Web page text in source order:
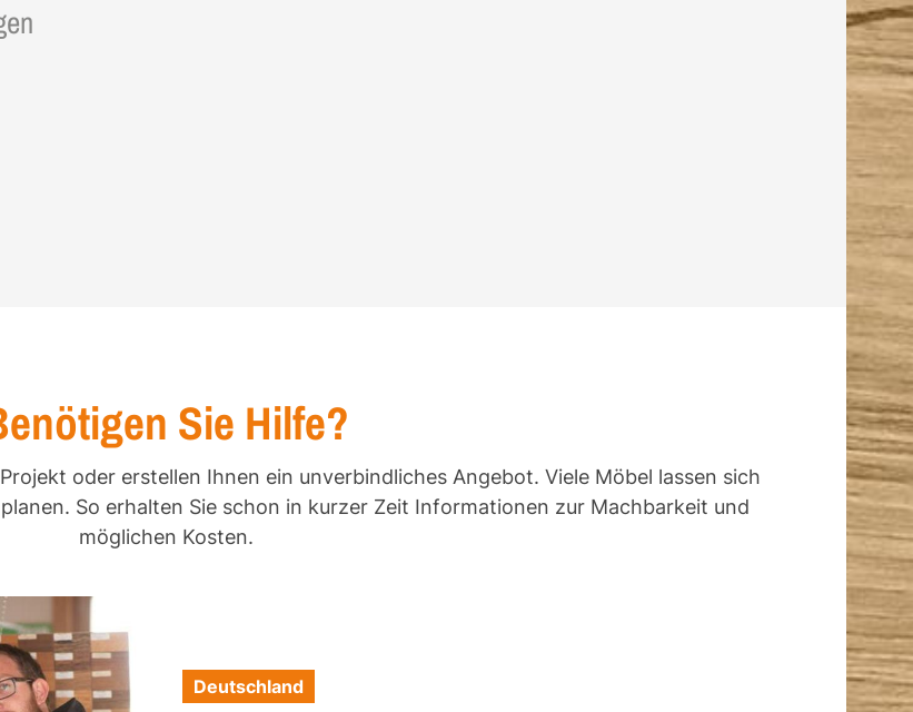
Sie Hilfe?
oder erstellen Ihnen ein unverbindliches Angebot. Viele Möbel lassen sich
So erhalten Sie schon in kurzer Zeit Informationen zur Machbarkeit und
möglichen Kosten.
Deutschland